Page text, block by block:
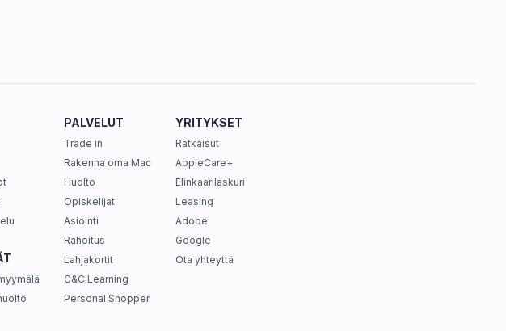
PALVELUT
Trade in
Rakenna oma Mac
Huolto
Opiskelijat
Asiointi
Rahoitus
Lahjakortit
C&C Learning
Personal Shopper
YRITYKSET
Ratkaisut
AppleCare+
Elinkaarilaskuri
Leasing
Adobe
Google
Ota yhteyttä